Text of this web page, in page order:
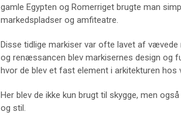
gamle Egypten og Romerriget brugte man
markedspladser og amfiteatre.
Disse tidlige markiser var ofte lavet af vævede
og renæssancen blev markisernes design og
hvor de blev et fast element i arkitekturen hos
Her blev de ikke kun brugt til skygge, men
og stil.